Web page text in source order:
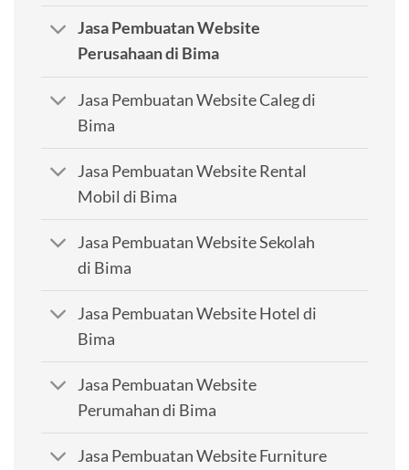
Jasa Pembuatan Website
Perusahaan di Bima
Jasa Pembuatan Website Caleg di
Bima
Jasa Pembuatan Website Rental
Mobil di Bima
Jasa Pembuatan Website Sekolah
di Bima
Jasa Pembuatan Website Hotel di
Bima
Jasa Pembuatan Website
Perumahan di Bima
Jasa Pembuatan Website Furniture